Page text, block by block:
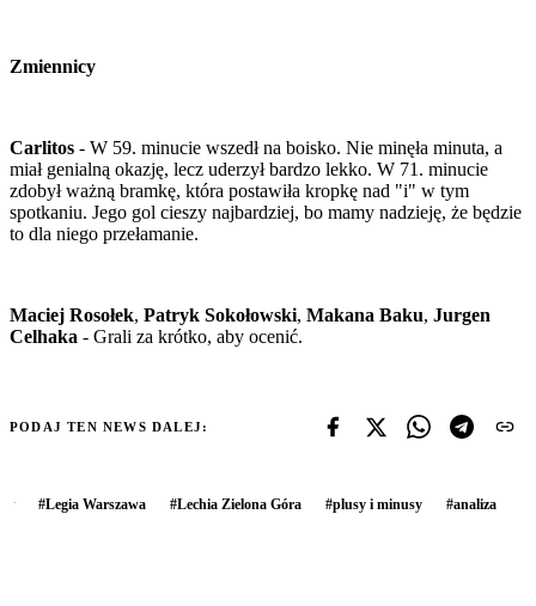
Zmiennicy
Carlitos - W 59. minucie wszedł na boisko. Nie minęła minuta, a
miał genialną okazję, lecz uderzył bardzo lekko. W 71. minucie
zdobył ważną bramkę, która postawiła kropkę nad "i" w tym
spotkaniu. Jego gol cieszy najbardziej, bo mamy nadzieję, że będzie
to dla niego przełamanie.
Maciej Rosołek, Patryk Sokołowski, Makana Baku, Jurgen
Celhaka - Grali za krótko, aby ocenić.
PODAJ TEN NEWS DALEJ:
#Legia Warszawa #Lechia Zielona Góra #plusy i minusy #analiza